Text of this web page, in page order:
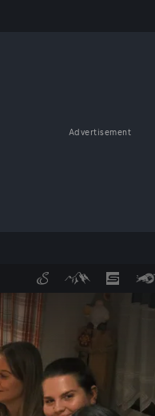
Advertisement
geht's! -